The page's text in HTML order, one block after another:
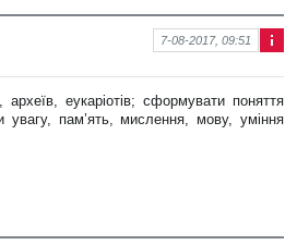
ор
ція
про
7-08-2017, 09:51
археїв, еукаріотів; сформувати поняття
увагу, пам’ять, мислення, мову, уміння